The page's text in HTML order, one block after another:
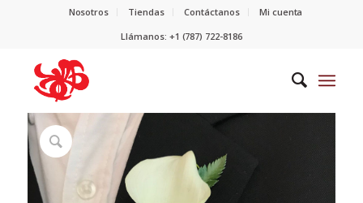
Nosotros Tiendas Contáctanos
Mi cuenta
Llámanos: +1 (787) 722-8186